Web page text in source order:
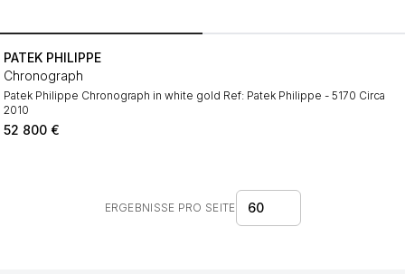
PATEK PHILIPPE
Chronograph
Patek Philippe Chronograph in white gold Ref: Patek Philippe - 5170 Circa
2010
52 800 €
ERGEBNISSE PRO SEITE 60